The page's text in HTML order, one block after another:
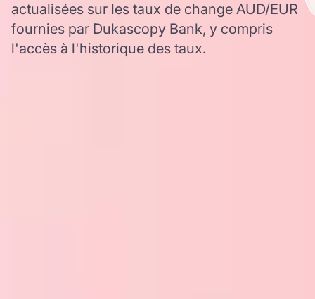
actualisées sur les taux de change AUD/EUR
fournies par Dukascopy Bank, y compris
l'accès à l'historique des taux.